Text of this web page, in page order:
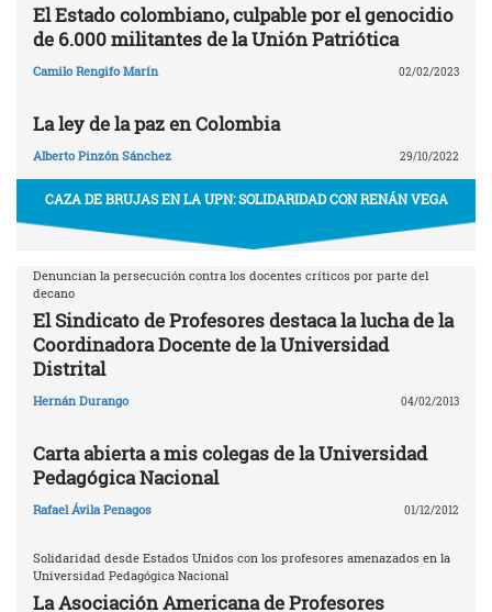
El Estado colombiano, culpable por el genocidio
de 6.000 militantes de la Unión Patriótica
Camilo Rengifo Marín 02/02/2023
La ley de la paz en Colombia
Alberto Pinzón Sánchez 29/10/2022
CAZA DE BRUJAS EN LA UPN: SOLIDARIDAD CON RENÁN VEGA
Denuncian la persecución contra los docentes críticos por parte del
decano
El Sindicato de Profesores destaca la lucha de la
Coordinadora Docente de la Universidad
Distrital
Hernán Durango 04/02/2013
Carta abierta a mis colegas de la Universidad
Pedagógica Nacional
Rafael Ávila Penagos 01/12/2012
Solidaridad desde Estados Unidos con los profesores amenazados en la
Universidad Pedagógica Nacional
La Asociación Americana de Profesores